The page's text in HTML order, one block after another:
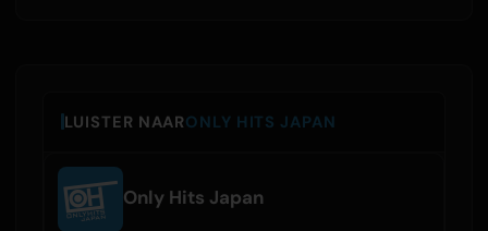
LUISTER NAARONLY HITS JAPAN
Only Hits Japan